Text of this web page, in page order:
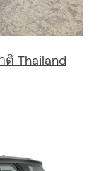
Thailand